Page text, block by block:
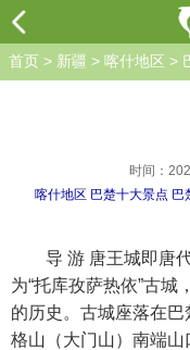
首页 > 新疆 > 喀什地区 >
时间：
喀什地区 巴楚十大景点 巴
导 游 唐王城即唐代
为“托库孜萨热依”古
的历史。古城座落在
格山（大门山）南端